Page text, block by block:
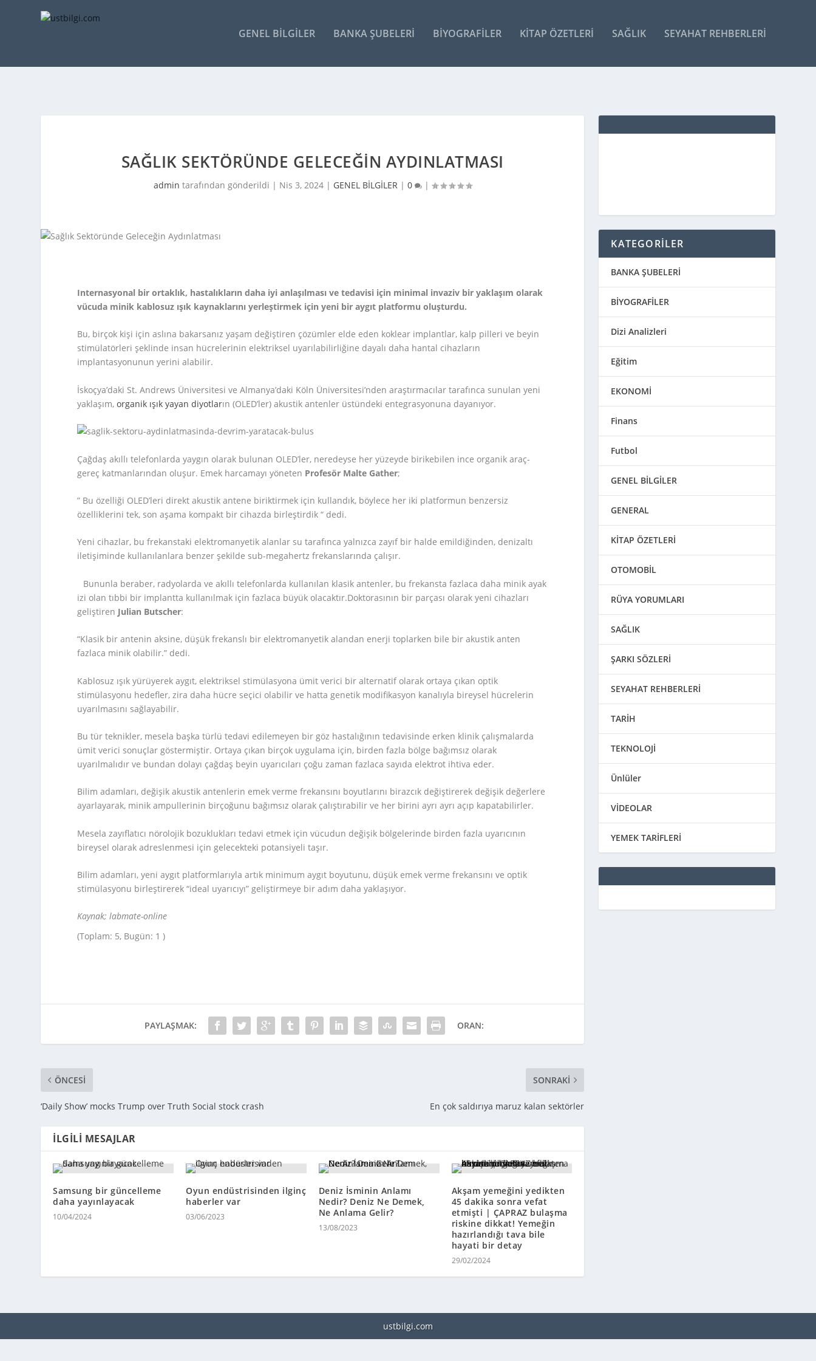
GENEL BILGILER BANKA ŞUBELERI BIYOGRAFILER KITAP ÖZETLERI SAĞLIK SEYAHAT REHBERLERI
SAĞLIK SEKTÖRÜNDE GELECEĞIN AYDINLATMASI
admin tarafından gönderildi | Nis 3, 2024| GENEL BİLGİLER| 0 |
Internasyonal bir ortaklık, hastalıkların daha iyi anlaşılması ve tedavisi için minimal invaziv bir yaklaşım olarak
vücuda minik kablosuz ışık kaynaklarını yerleştirmek için yeni bir aygıt platformu oluşturdu.
Bu, birçok kişi için aslına bakarsanız yaşam değiştiren çözümler elde eden koklear implantlar, kalp pilleri ve beyin
stimülatörleri şeklinde insan hücrelerinin elektriksel uyarılabilirliğine dayalı daha hantal cihazların
implantasyonunun yerini alabilir.
İskoçya’daki St. Andrews Üniversitesi ve Almanya’daki Köln Üniversitesi’nden araştırmacılar tarafınca sunulan yeni
yaklaşım,organik ışık yayan diyotların (OLED’ler) akustik antenler üstündeki entegrasyonuna dayanıyor.
Çağdaş akıllı telefonlarda yaygın olarak bulunan OLED’ler, neredeyse her yüzeyde birikebilen ince organik araç-
gereç katmanlarından oluşur. Emek harcamayı yöneten Profesör Malte Gather;
” Bu özelliği OLED’leri direkt akustik antene biriktirmek için kullandık, böylece her iki platformun benzersiz
özelliklerini tek, son aşama kompakt bir cihazda birleştirdik “ dedi.
Yeni cihazlar, bu frekanstaki elektromanyetik alanlar su tarafınca yalnızca zayıf bir halde emildiğinden, denizaltı
iletişiminde kullanılanlara benzer şekilde sub-megahertz frekanslarında çalışır.
Bununla beraber, radyolarda ve akıllı telefonlarda kullanılan klasik antenler, bu frekansta fazlaca daha minik ayak
izi olan tıbbi bir implantta kullanılmak için fazlaca büyük olacaktır.Doktorasının bir parçası olarak yeni cihazları
geliştiren Julian Butscher:
“Klasik bir antenin aksine, düşük frekanslı bir elektromanyetik alandan enerji toplarken bile bir akustik anten
fazlaca minik olabilir.” dedi.
Kablosuz ışık yürüyerek aygıt, elektriksel stimülasyona ümit verici bir alternatif olarak ortaya çıkan optik
stimülasyonu hedefler, zira daha hücre seçici olabilir ve hatta genetik modifikasyon kanalıyla bireysel hücrelerin
uyarılmasını sağlayabilir.
Bu tür teknikler, mesela başka türlü tedavi edilemeyen bir göz hastalığının tedavisinde erken klinik çalışmalarda
ümit verici sonuçlar göstermiştir. Ortaya çıkan birçok uygulama için, birden fazla bölge bağımsız olarak
uyarılmalıdır ve bundan dolayı çağdaş beyin uyarıcıları çoğu zaman fazlaca sayıda elektrot ihtiva eder.
Bilim adamları, değişik akustik antenlerin emek verme frekansını boyutlarını birazcık değiştirerek değişik değerlere
ayarlayarak, minik ampullerinin birçoğunu bağımsız olarak çalıştırabilir ve her birini ayrı ayrı açıp kapatabilirler.
Mesela zayıflatıcı nörolojik bozuklukları tedavi etmek için vücudun değişik bölgelerinde birden fazla uyarıcının
bireysel olarak adreslenmesi için gelecekteki potansiyeli taşır.
Bilim adamları, yeni aygıt platformlarıyla artık minimum aygıt boyutunu, düşük emek verme frekansını ve optik
stimülasyonu birleştirerek “ideal uyarıcıyı” geliştirmeye bir adım daha yaklaşıyor.
Kaynak; labmate-online
(Toplam: 5, Bugün: 1 )
PAYLAŞMAK: ORAN:
ÖNCESI
‘Daily Show’ mocks Trump over Truth Social stock crash
SONRAKI
En çok saldırıya maruz kalan sektörler
İLGILI MESAJLAR
Samsung bir güncelleme
daha yayınlayacak
10/04/2024
Oyun endüstrisinden ilginç
haberler var
03/06/2023
Deniz İsminin Anlamı
Nedir? Deniz Ne Demek,
Ne Anlama Gelir?
13/08/2023
Akşam yemeğini yedikten
45 dakika sonra vefat
etmişti | ÇAPRAZ bulaşma
riskine dikkat! Yemeğin
hazırlandığı tava bile
hayati bir detay
29/02/2024
KATEGORİLER
BANKA ŞUBELERİ
BİYOGRAFİLER
Dizi Analizleri
Eğitim
EKONOMİ
Finans
Futbol
GENEL BİLGİLER
GENERAL
KİTAP ÖZETLERİ
OTOMOBİL
RÜYA YORUMLARI
SAĞLIK
ŞARKI SÖZLERİ
SEYAHAT REHBERLERİ
TARİH
TEKNOLOJİ
Ünlüler
VİDEOLAR
YEMEK TARİFLERİ
ustbilgi.com